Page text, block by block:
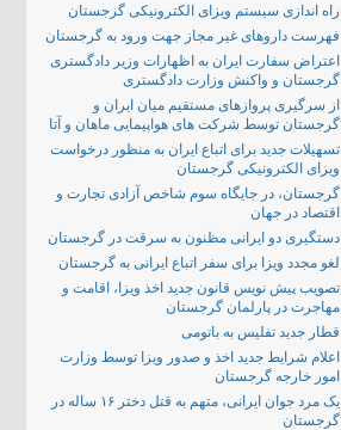
راه اندازی سیستم ویزای الکترونیکی گرجستان
فهرست داروهای غیر مجاز جهت ورود به گرجستان
اعتراض سفارت ایران به اظهارات وزیر دادگستری
گرجستان و واکنش وزارت دادگستری
از سرگیری پروازهای مستقیم میان ایران و
گرجستان توسط شرکت های هواپیمایی ماهان و آتا
تسهیلات جدید برای اتباع ایران به منظور درخواست
ویزای الکترونیکی گرجستان
گرجستان، در جایگاه سوم شاخص آزادی تجارت و
اقتصاد در جهان
دستگیری دو ایرانی مظنون به سرقت در گرجستان
لغو مجدد ویزا برای سفر اتباع ایرانی به گرجستان
تصویب پیش نویس قانون جدید اخذ ویزا، اقامت و
مهاجرت در پارلمان گرجستان
قطار جدید تفلیس به باتومی
اعلام شرایط جدید اخذ و صدور ویزا توسط وزارت
امور خارجه گرجستان
یک مرد جوان ایرانی، متهم به قتل دختر ۱۶ ساله در
گرجستان